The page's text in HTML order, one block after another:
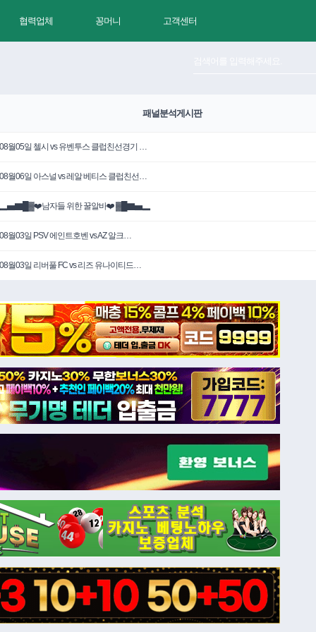
협력업체 꽁머니 고객센터
패널분석게시판
08월05일 첼시 vs 유벤투스 클럽친선경기 …
08월06일 아스널 vs 레알 베티스 클럽친선…
▂▅▇█▓❤️남자들 위한 꿀알바❤️ ▓█▇▅▂
08월03일 PSV 에인트호벤 vs AZ 알크…
08월03일 리버풀 FC vs 리즈 유나이티드…